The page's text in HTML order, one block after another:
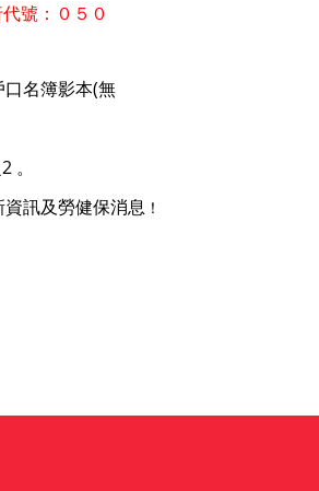
號：０５０
名簿影本(無
。
訊及勞健保消息 ！
保, 職業工會勞保, 新北市職業
給付, 勞保老年給付, 勞保費率
業工會推薦